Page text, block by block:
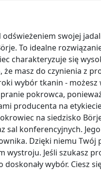
odświeżeniem swojej
To idealne
charakteryzuje się
że masz do czynienia z
wybór tkanin -
pokrowca,
producenta na
na siedzisko
sal konferencyjnych.
Dzięki niemu
wystroju. Jeśli szukasz
wybór. Ciesz